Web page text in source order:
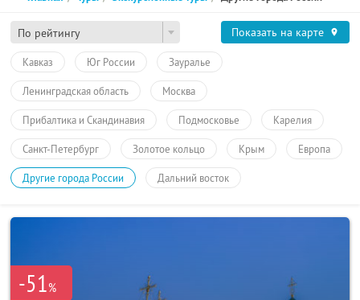
По рейтингу Показать на карте
Кавказ Юг России Зауралье
Ленинградская область Москва
Прибалтика и Скандинавия Подмосковье Карелия
Санкт-Петербург Золотое кольцо Крым Европа
Другие города России Дальний восток
-51%